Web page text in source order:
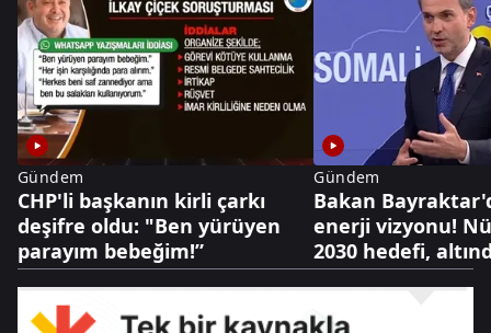
Gündem
CHP'li başkanın kirli çarkı
deşifre oldu: "Ben yürüyen
parayım bebeğim!”
Gündem
Bakan
enerji vizyonu!
2030 hedefi,
dolarlık hazine